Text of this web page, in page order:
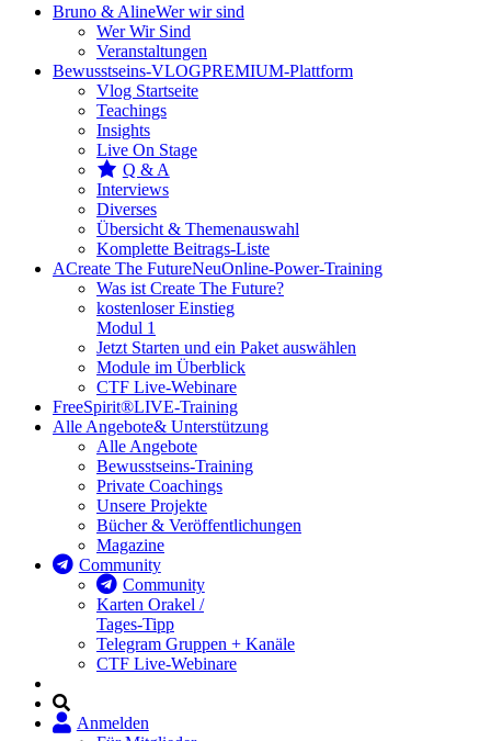
Bruno & AlineWer wir sind
Wer Wir Sind
Veranstaltungen
Bewusstseins-VLOGPREMIUM-Plattform
Vlog Startseite
Teachings
Insights
Live On Stage
Q & A
Interviews
Diverses
Übersicht & Themenauswahl
Komplette Beitrags-Liste
ACreate The FutureNeuOnline-Power-Training
Was ist Create The Future?
kostenloser Einstieg
Modul 1
Jetzt Starten und ein Paket auswählen
Module im Überblick
CTF Live-Webinare
FreeSpirit®LIVE-Training
Alle Angebote& Unterstützung
Alle Angebote
Bewusstseins-Training
Private Coachings
Unsere Projekte
Bücher & Veröffentlichungen
Magazine
Community
Community
Karten Orakel /
Tages-Tipp
Telegram Gruppen + Kanäle
CTF Live-Webinare
Anmelden